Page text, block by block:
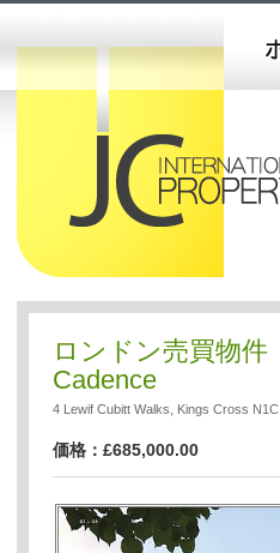
ロンドン売買物件
Cadence
4 Lewif Cubitt Walks, Kings Cross N1C
価格：£685,000.00